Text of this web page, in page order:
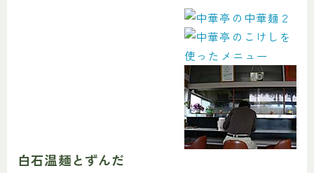
白石温麺とずんだ